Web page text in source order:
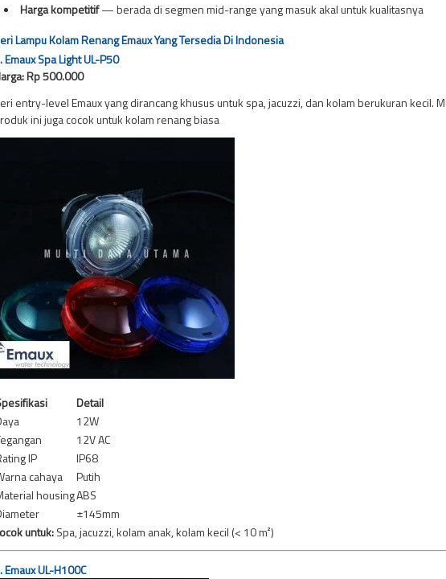
Harga kompetitif— berada di segmen mid-range yang masuk akal untuk kualitasnya
Lampu Kolam Renang Emaux Yang Tersedia Di Indonesia
Emaux Spa Light UL-P50
Rp 500.000
entry-level Emaux yang dirancang khusus untuk spa, jacuzzi, dan kolam berukuran kecil.
ini juga cocok untuk kolam renang biasa
Detail
12W
12V AC
IP
IP68
cahaya
Putih
housingABS
±145mm
untuk:Spa, jacuzzi, kolam anak, kolam kecil (< 10 m²)
Emaux UL-H100C